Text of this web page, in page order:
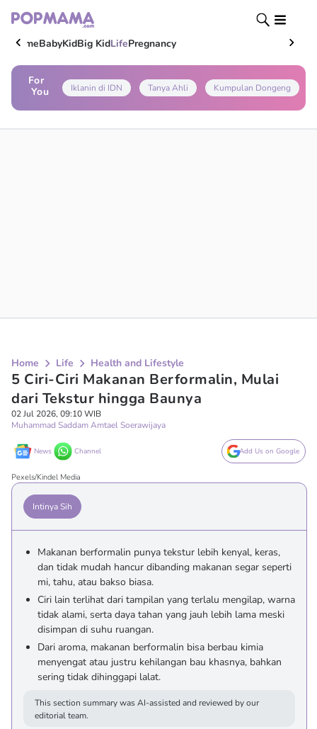
HomeBabyKidBig KidLifePregnancy
For
You
Iklanin di IDN Tanya Ahli Kumpulan Dongeng
Home Life Health and Lifestyle
5 Ciri-Ciri Makanan Berformalin, Mulai
dari Tekstur hingga Baunya
02 Jul 2026, 09:10 WIB
Muhammad Saddam Amtael Soerawijaya
News Channel Add Us on Google
Pexels/Kindel Media
Intinya Sih
Makanan berformalin punya tekstur lebih kenyal, keras,
dan tidak mudah hancur dibanding makanan segar seperti
mi, tahu, atau bakso biasa.
Ciri lain terlihat dari tampilan yang terlalu mengilap, warna
tidak alami, serta daya tahan yang jauh lebih lama meski
disimpan di suhu ruangan.
Dari aroma, makanan berformalin bisa berbau kimia
menyengat atau justru kehilangan bau khasnya, bahkan
sering tidak dihinggapi lalat.
This section summary was AI-assisted and reviewed by our
editorial team.